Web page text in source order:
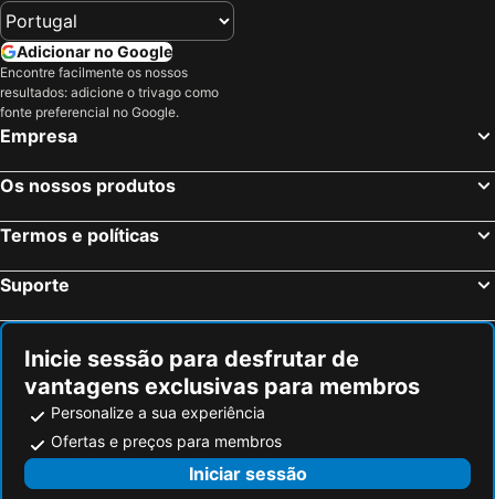
Adicionar no Google
Encontre facilmente os nossos
resultados: adicione o trivago como
fonte preferencial no Google.
Empresa
Os nossos produtos
Termos e políticas
Suporte
Inicie sessão para desfrutar de
vantagens exclusivas para membros
Personalize a sua experiência
Ofertas e preços para membros
Iniciar sessão